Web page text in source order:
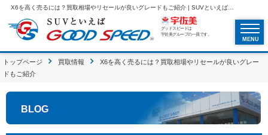
X6を高く売るには？買取相場やリセールが良いグレードもご紹介 | SUVといえばグッドスピードGOOD SPEED
グッドスピードは
宇佐美グループの一員です。
MENU
トップページ 買取情報
X6を高く売るには？買取相場やリセールが良いグレー
ドもご紹介
BLOG